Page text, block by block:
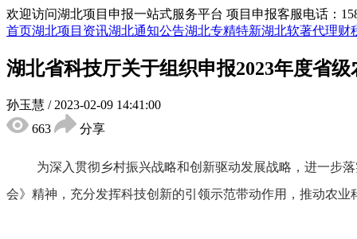
欢迎访问湖北项目申报一站式服务平台 项目申报客服电话：
首页湖北项目资讯湖北通知公告湖北专精特新湖北软著代理财
湖北省科技厅关于组织申报2023年度省
孙玉慧 / 2023-02-09 14:41:00
663
分享
为深入贯彻乡村振兴战略和创新驱动发展战略，进一步
会》精神，充分发挥科技创新的引领示范带动作用，推动农